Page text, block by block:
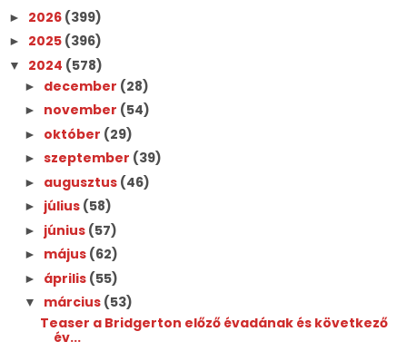
► 2026 (399)
► 2025 (396)
▼ 2024 (578)
► december (28)
► november (54)
► október (29)
► szeptember (39)
► augusztus (46)
► július (58)
► június (57)
► május (62)
► április (55)
▼ március (53)
Teaser a Bridgerton előző évadának és következő
év...